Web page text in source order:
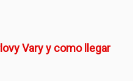
Vary y como llegar